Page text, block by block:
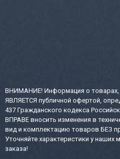
ВНИМАНИЕ! Информация о товарах,
ЯВЛЯЕТСЯ публичной офертой,
437 Гражданского кодекса
ВПРАВЕ вносить изменения в
вид и комплектацию товаров БЕЗ
Уточняйте характеристики у
заказа!